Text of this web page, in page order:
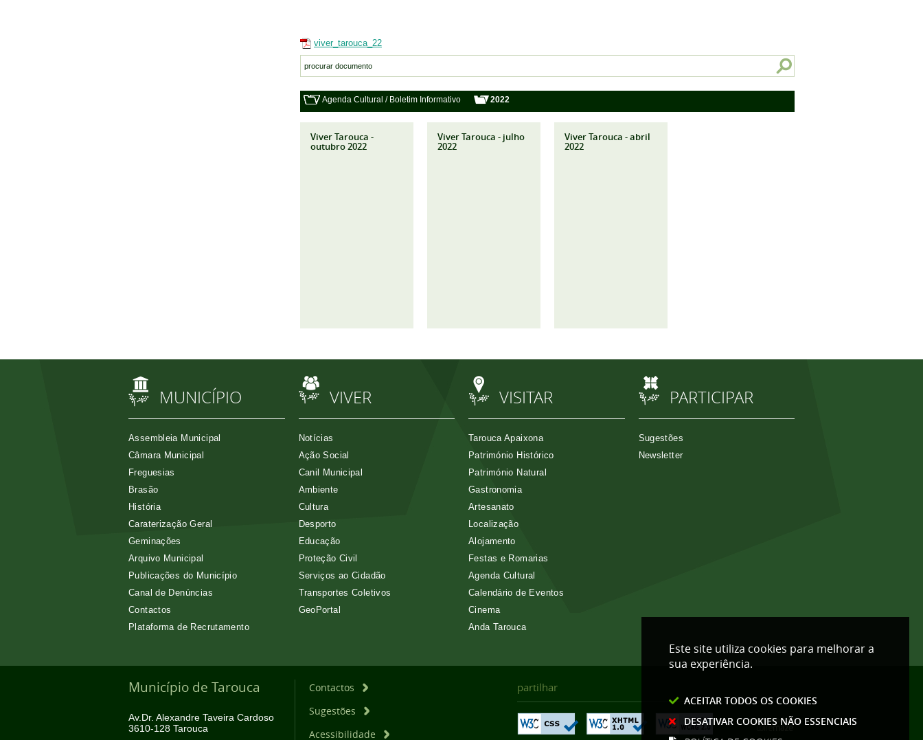
viver_tarouca_22
Agenda Cultural / Boletim Informativo 2022
Viver Tarouca -
outubro 2022
Viver Tarouca - julho
2022
Viver Tarouca - abril
2022
MUNICÍPIO
Assembleia Municipal
Câmara Municipal
Freguesias
Brasão
História
Caraterização Geral
Geminações
Arquivo Municipal
Publicações do Município
Canal de Denúncias
Contactos
Plataforma de Recrutamento
VIVER
Notícias
Ação Social
Canil Municipal
Ambiente
Cultura
Desporto
Educação
Proteção Civil
Serviços ao Cidadão
Transportes Coletivos
GeoPortal
VISITAR
Tarouca Apaixona
Património Histórico
Património Natural
Gastronomia
Artesanato
Localização
Alojamento
Festas e Romarias
Agenda Cultural
Calendário de Eventos
Cinema
Anda Tarouca
PARTICIPAR
Sugestões
Newsletter
Município de Tarouca
Av.Dr. Alexandre Taveira Cardoso
3610-128 Tarouca
Contactos
Sugestões
Acessibilidade
partilhar
Este site utiliza cookies para melhorar a
sua experiência.
ACEITAR TODOS OS COOKIES
DESATIVAR COOKIES NÃO ESSENCIAIS